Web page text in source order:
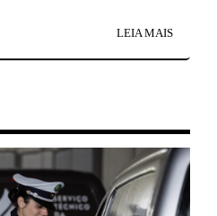
LEIA MAIS